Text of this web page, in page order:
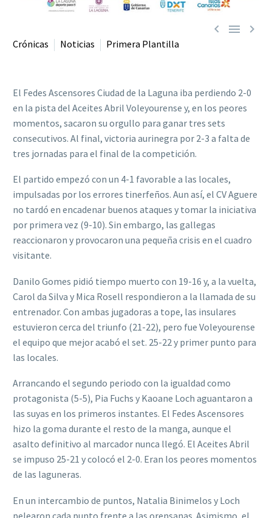
  
Crónicas Noticias Primera Plantilla
El Fedes Ascensores Ciudad de la Laguna iba perdiendo 2-0
en la pista del Aceites Abril Voleyourense y, en los peores
momentos, sacaron su orgullo para ganar tres sets
consecutivos. Al final, victoria aurinegra por 2-3 a falta de
tres jornadas para el final de la competición.
El partido empezó con un 4-1 favorable a las locales,
impulsadas por los errores tinerfeños. Aun así, el CV Aguere
no tardó en encadenar buenos ataques y tomar la iniciativa
por primera vez (9-10). Sin embargo, las gallegas
reaccionaron y provocaron una pequeña crisis en el cuadro
visitante.
Danilo Gomes pidió tiempo muerto con 19-16 y, a la vuelta,
Carol da Silva y Mica Rosell respondieron a la llamada de su
entrenador. Con ambas jugadoras a tope, las insulares
estuvieron cerca del triunfo (21-22), pero fue Voleyourense
el equipo que mejor acabó el set. 25-22 y primer punto para
las locales.
Arrancando el segundo periodo con la igualdad como
protagonista (5-5), Pia Fuchs y Kaoane Loch aguantaron a
las suyas en los primeros instantes. El Fedes Ascensores
hizo la goma durante el resto de la manga, aunque el
asalto definitivo al marcador nunca llegó. El Aceites Abril
se impuso 25-21 y colocó el 2-0. Eran los peores momentos
de las laguneras.
En un intercambio de puntos, Natalia Binimelos y Loch
pelearon cada punto frente a las orensanas. Asimismo, el